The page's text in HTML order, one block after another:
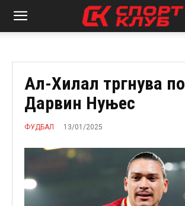
Ал-Хилал тргнува по
Дарвин Нуњес
ФУДБАЛ 13/01/2025